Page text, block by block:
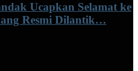
Ucapkan Selamat ke
Resmi Dilantik…